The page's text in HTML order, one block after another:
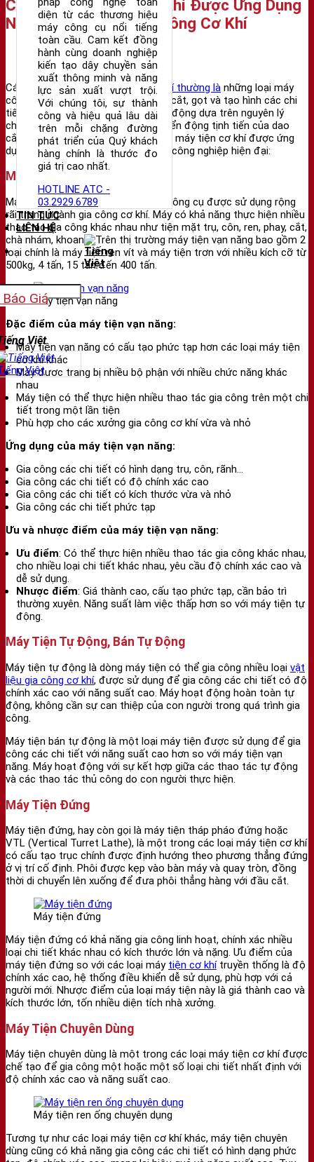
diện từ các thương hiệu
máy công cụ nổi tiếng
toàn cầu. Cam kết đồng
hành cùng doanh nghiệp
kiến tạo dây chuyền sản
xuất thông minh và năng
lực sản xuất vượt trội.
Với chúng tôi, sự thành
công và hiệu quả lâu dài
trên mỗi chặng đường
phát triển của Quý khách
hàng chính là thước đo
giá trị cao nhất.
HOTLINE ATC -
03.2929.6789
TIN TỨC
LIÊN HỆ
Giá
Việt
Các Loại Máy Tiện Cơ Khí Được Ứng Dụng
Nhiều Nhất Trong Gia Công Cơ Khí
Các loại máy tiện cơ khí
Các loạimáy tiện để gia công cơ khí thường là những loại máy
công cụ được sử dụng để gia công cắt, gọt và tạo hình các chi
tiết với độ chính xác cao. Máy hoạt động dựa trên nguyên lý
chuyển động quay của phôi và chuyển động tịnh tiến của dao
cắt. Dưới đây là đặc điểm của 9 loại máy tiện cơ khí được ứng
dụng nhiều nhất trong các nhà máy công nghiệp hiện đại:
Máy Tiện Vạn Năng
Máy tiện vạn năng là một loại máy công cụ được sử dụng rộng
rãi trong ngành gia công cơ khí. Máy có khả năng thực hiện nhiều
thao tác gia công khác nhau như tiện mặt trụ, côn, ren, phay, cắt,
chà nhám, khoan,… Trên thị trường máy tiện vạn năng bao gồm 2
loại chính là máy tiện ren vít và máy tiện trơn với nhiều kích cỡ từ
500kg, 4 tấn, 15 tấn đến 400 tấn.
Máy tiện vạn năng
Đặc điểm của máy tiện vạn năng:
Máy tiện vạn năng có cấu tạo phức tạp hơn các loại máy tiện
cơ khí khác
Máy được trang bị nhiều bộ phận với nhiều chức năng khác
nhau
Máy tiện có thể thực hiện nhiều thao tác gia công trên một chi
tiết trong một lần tiện
Phù hợp cho các xưởng gia công cơ khí vừa và nhỏ
Ứng dụng của máy tiện vạn năng:
Gia công các chi tiết có hình dạng trụ, côn, rãnh…
Gia công các chi tiết có độ chính xác cao
Gia công các chi tiết có kích thước vừa và nhỏ
Gia công các chi tiết phức tạp
Ưu và nhược điểm của máy tiện vạn năng:
Ưu điểm: Có thể thực hiện nhiều thao tác gia công khác nhau,
cho nhiều loại chi tiết khác nhau, yêu cầu độ chính xác cao và
dễ sử dụng.
Nhược điểm: Giá thành cao, cấu tạo phức tạp, cần bảo trì
thường xuyên. Năng suất làm việc thấp hơn so với máy tiện tự
động.
Máy Tiện Tự Động, Bán Tự Động
Máy tiện tự động là dòng máy tiện có thể gia công nhiều loại vật
liệu gia công cơ khí, được sử dụng để gia công các chi tiết có độ
chính xác cao với năng suất cao. Máy hoạt động hoàn toàn tự
động, không cần sự can thiệp của con người trong quá trình gia
công.
Máy tiện bán tự động là một loại máy tiện được sử dụng để gia
công các chi tiết với năng suất cao hơn so với máy tiện vạn
năng. Máy hoạt động với sự kết hợp giữa các thao tác tự động
và các thao tác thủ công do con người thực hiện.
Máy Tiện Đứng
Máy tiện đứng, hay còn gọi là máy tiện tháp pháo đứng hoặc
VTL (Vertical Turret Lathe), là một trong các loại máy tiện cơ khí
có cấu tạo trục chính được định hướng theo phương thẳng đứng
ở vị trí cố định. Phôi được kẹp vào bàn máy và quay tròn, đồng
thời di chuyển lên xuống để đưa phôi thẳng hàng với đầu cắt.
Máy tiện đứng
Máy tiện đứng có khả năng gia công linh hoạt, chính xác nhiều
loại chi tiết khác nhau có kích thước lớn và nặng. Ưu điểm của
máy tiện đứng so với các loại máy tiện cơ khítruyền thống là độ
chính xác cao, hệ thống điều khiển dễ sử dụng, phù hợp với cả
người mới. Nhược điểm của loại máy tiện này là giá thành cao và
kích thước lớn, tốn nhiều diện tích nhà xưởng.
Máy Tiện Chuyên Dùng
Máy tiện chuyên dùng là một trong các loại máy tiện cơ khí được
chế tạo để gia công một hoặc một số loại chi tiết nhất định với
độ chính xác cao và năng suất cao.
Máy tiện ren ống chuyên dụng
Tương tự như các loại máy tiện cơ khí khác, máy tiện chuyên
dùng cũng có khả năng gia công các chi tiết có hình dạng phức